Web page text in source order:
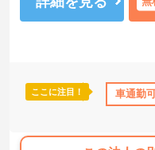
格OK 産休･育休･介護休暇
ここに注目！ 車通勤